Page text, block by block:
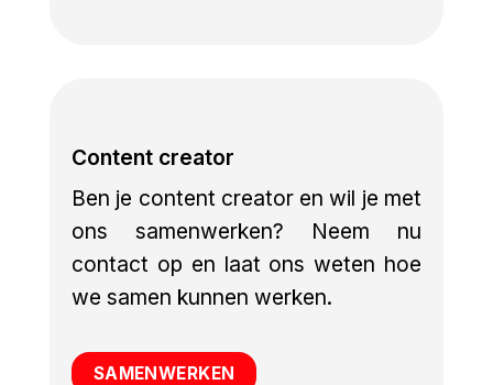
Content creator
Ben je content creator en wil je met
ons samenwerken? Neem nu
contact op en laat ons weten hoe
we samen kunnen werken.
SAMENWERKEN